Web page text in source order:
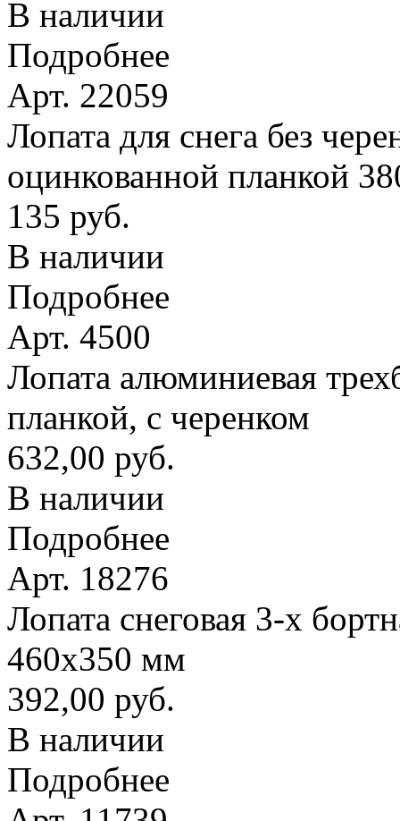
В наличии
Подробнее
Арт. 22059
Лопата для снега без
оцинкованной планкой
135 руб.
В наличии
Подробнее
Арт. 4500
Лопата алюминиевая
планкой, с черенком
632,00 руб.
В наличии
Подробнее
Арт. 18276
Лопата снеговая 3-х
460х350 мм
392,00 руб.
В наличии
Подробнее